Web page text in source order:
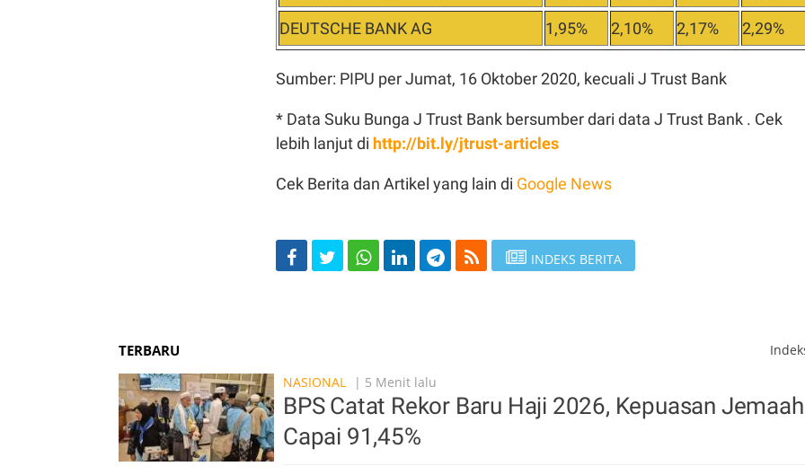
DEUTSCHE BANK AG 1,95% 2,10% 2,17% 2,29%
Sumber: PIPU per Jumat, 16 Oktober 2020, kecuali J Trust Bank
* Data Suku Bunga J Trust Bank bersumber dari data J Trust Bank . Cek
lebih lanjut di http://bit.ly/jtrust-articles
Cek Berita dan Artikel yang lain di Google News
INDEKS BERITA
TERBARU
NASIONAL
| 5 Menit lalu
BPS Catat Rekor Baru Haji 2026, Kepuasan Jemaah
Capai 91,45%